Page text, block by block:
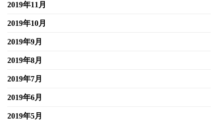
2019年11月
2019年10月
2019年9月
2019年8月
2019年7月
2019年6月
2019年5月